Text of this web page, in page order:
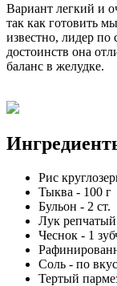
Вариант легкий и
так как готовить
известно, лидер
достоинств она
баланс в желудке.
Рис
Тыква - 100 г
Бульон - 2 ст.
Лук репчатый
Чеснок - 1
Соль - по
Тертый